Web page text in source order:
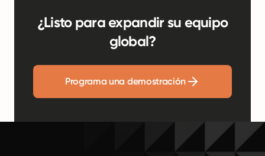
¿Listo para expandir su equipo
global?
Programa una demostración